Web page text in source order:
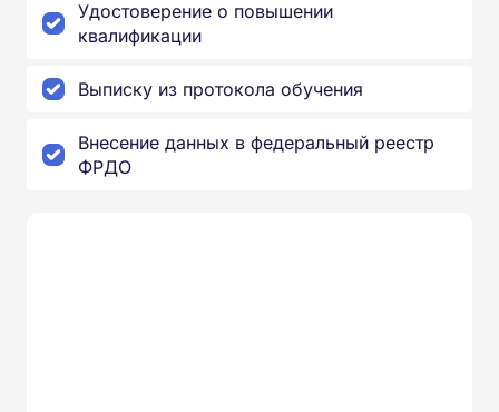
Удостоверение о повышении
квалификации
Выписку из протокола обучения
Внесение данных в федеральный реестр
ФРДО